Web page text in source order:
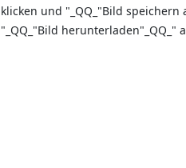
klicken und "_QQ_"Bild speichern
"_QQ_"Bild herunterladen"_QQ_"